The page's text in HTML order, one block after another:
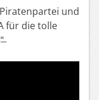
und
für die tolle